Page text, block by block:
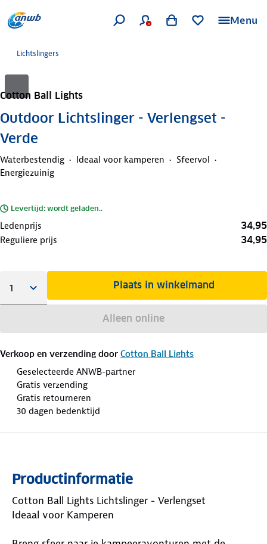
Menu
Lichtslingers
Cotton Ball Lights
Outdoor Lichtslinger - Verlengset -
Verde
Waterbestendig Ideaal voor kamperen
Sfeervol
Energiezuinig
Levertijd: wordt geladen..
Ledenprijs 34,95
Reguliere prijs 34,95
Plaats in winkelmand
Alleen online
Verkoop en verzending door Cotton Ball Lights
Geselecteerde ANWB-partner
Gratis verzending
Gratis retourneren
30 dagen bedenktijd
Productinformatie
Cotton Ball Lights Lichtslinger - Verlengset
Ideaal voor Kamperen